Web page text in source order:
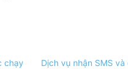
chạy
Dịch vụ nhận SMS và